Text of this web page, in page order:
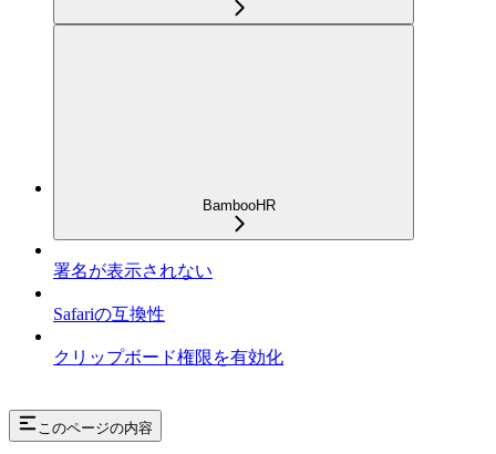
BambooHR
署名が表示されない
Safariの互換性
クリップボード権限を有効化
このページの内容